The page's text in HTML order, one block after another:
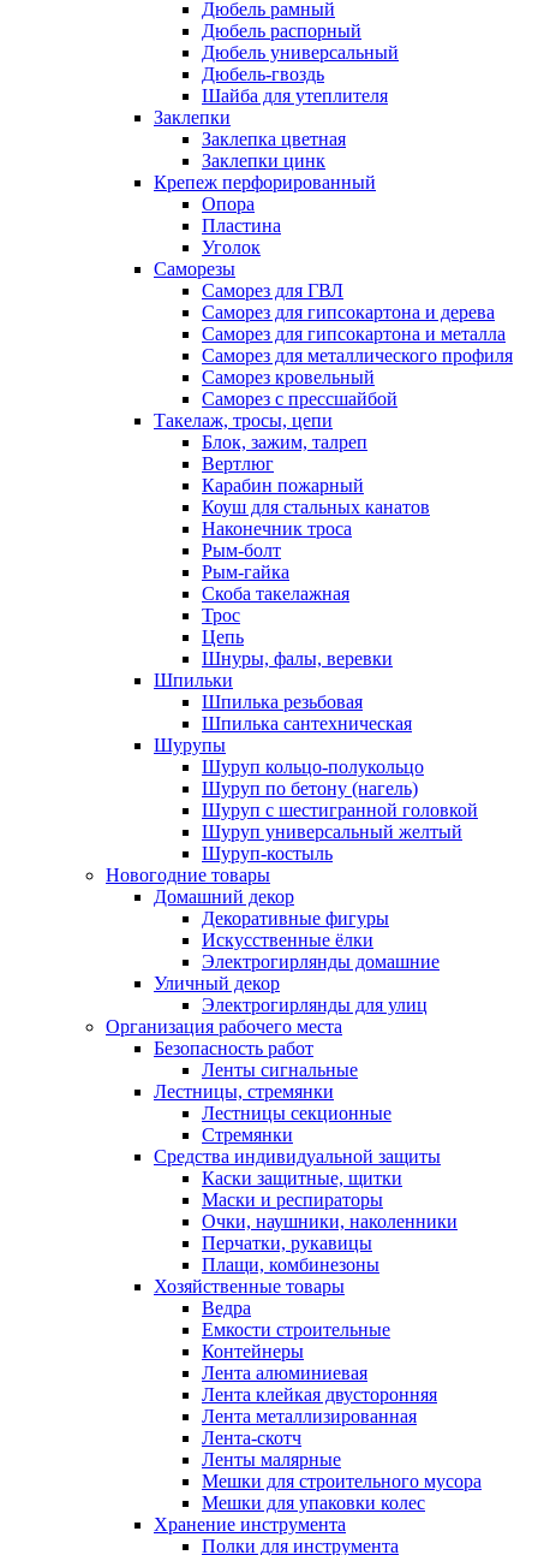
Дюбель рамный
Дюбель распорный
Дюбель универсальный
Дюбель-гвоздь
Шайба для утеплителя
Заклепки
Заклепка цветная
Заклепки цинк
Крепеж перфорированный
Опора
Пластина
Уголок
Саморезы
Саморез для ГВЛ
Саморез для гипсокартона и дерева
Саморез для гипсокартона и металла
Саморез для металлического профиля
Саморез кровельный
Саморез с прессшайбой
Такелаж, тросы, цепи
Блок, зажим, талреп
Вертлюг
Карабин пожарный
Коуш для стальных канатов
Наконечник троса
Рым-болт
Рым-гайка
Скоба такелажная
Трос
Цепь
Шнуры, фалы, веревки
Шпильки
Шпилька резьбовая
Шпилька сантехническая
Шурупы
Шуруп кольцо-полукольцо
Шуруп по бетону (нагель)
Шуруп с шестигранной головкой
Шуруп универсальный желтый
Шуруп-костыль
Новогодние товары
Домашний декор
Декоративные фигуры
Искусственные ёлки
Электрогирлянды домашние
Уличный декор
Электрогирлянды для улиц
Организация рабочего места
Безопасность работ
Ленты сигнальные
Лестницы, стремянки
Лестницы секционные
Стремянки
Средства индивидуальной защиты
Каски защитные, щитки
Маски и респираторы
Очки, наушники, наколенники
Перчатки, рукавицы
Плащи, комбинезоны
Хозяйственные товары
Ведра
Емкости строительные
Контейнеры
Лента алюминиевая
Лента клейкая двусторонняя
Лента металлизированная
Лента-скотч
Ленты малярные
Мешки для строительного мусора
Мешки для упаковки колес
Хранение инструмента
Полки для инструмента